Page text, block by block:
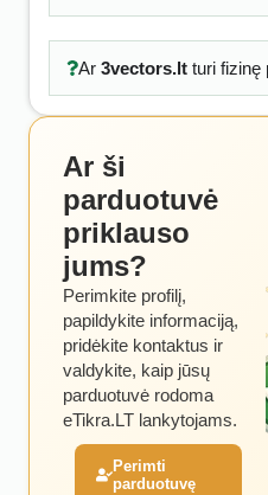
Ar 3vectors.ltturi fizinę
Ar ši
parduotuvė
priklauso
jums?
Perimkite profilį,
papildykite informaciją,
pridėkite kontaktus ir
valdykite, kaip jūsų
parduotuvė rodoma
eTikra.LT lankytojams.
Perimti
parduotuvę